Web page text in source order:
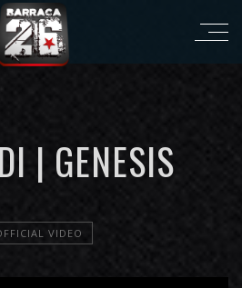
| GENESIS
VIDEO